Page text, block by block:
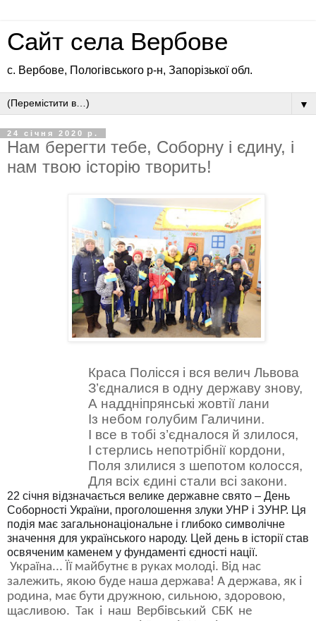
Сайт села Вербове
с. Вербове, Пологівського р-н, Запорізької обл.
▼
24 січня 2020 р.
Нам берегти тебе, Соборну і єдину, і
нам твою історію творить!
Краса Полісся і вся велич Львова
З’єдналися в одну державу знову,
А наддніпрянські жовтії лани
Із небом голубим Галичини.
І все в тобі з’єдналося й злилося,
І стерлись непотрібнії кордони,
Поля злилися з шепотом колосся,
Для всіх єдині стали всі закони.
22 січня відзначається велике державне свято – День
Соборності України, проголошення злуки УНР і ЗУНР. Ця
подія має загальнонаціональне і глибоко символічне
значення для українського народу. Цей день в історії став
освяченим каменем у фундаменті єдності нації.
Україна... Її майбутнє в руках молоді. Від нас
залежить, якою буде наша держава! А держава, як і
родина, має бути дружною, сильною, здоровою,
щасливою. Так і наш Вербівський СБК не